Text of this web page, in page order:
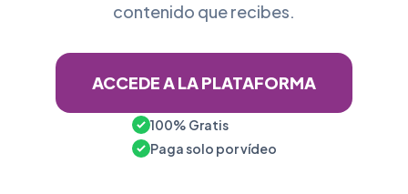
contenido que recibes.
ACCEDE A LA PLATAFORMA
100% Gratis
Paga solo por vídeo